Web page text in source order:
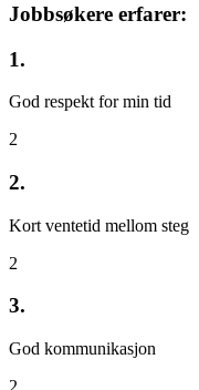
Jobbsøkere erfarer:
1.
God respekt for min tid
2
2.
Kort ventetid mellom steg
2
3.
God kommunikasjon